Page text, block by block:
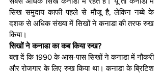
सिख समुदाय काफी पहले से मौजू है, लेकिन नब्बे के
दशक से अधिक संख्या में सिखों ने कनाडा की तरफ रुख
किया।
सिखों ने कनाडा का कब किया रुख?
बता दें कि 1990 के आस-पास सिखों ने कनाडा में नौकरी
और रोजगार के लिए रुख किया था। कनाडा के ब्रिटिश